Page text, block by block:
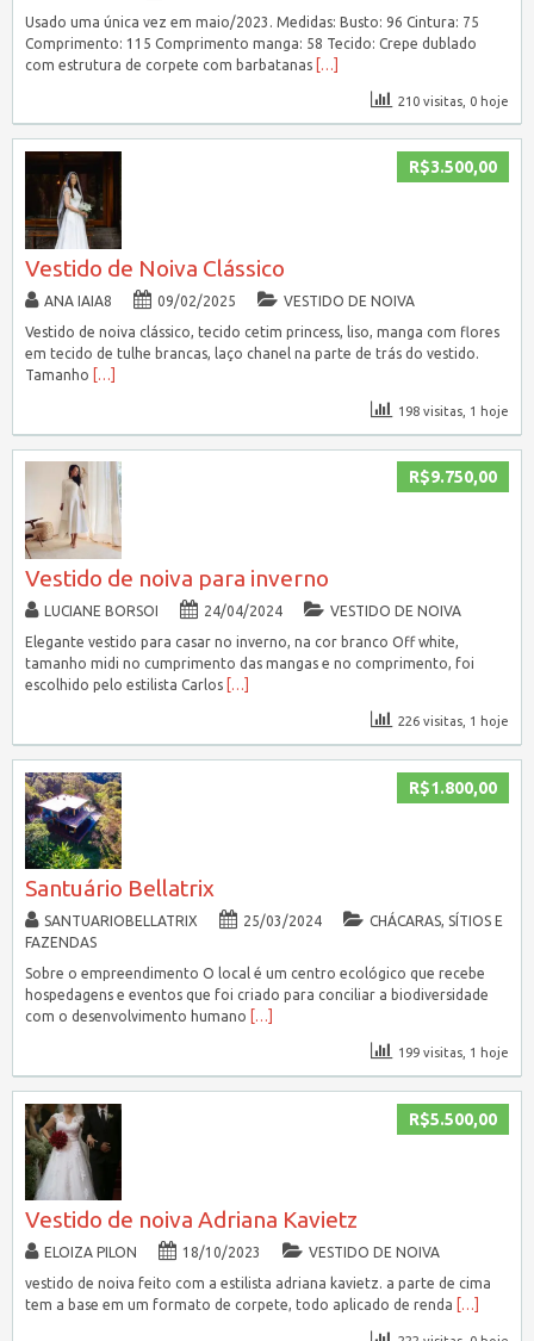
Usado uma única vez em maio/2023. Medidas: Busto: 96 Cintura: 75
Comprimento: 115 Comprimento manga: 58 Tecido: Crepe dublado
com estrutura de corpete com barbatanas […]
210 visitas, 0 hoje
R$3.500,00
Vestido de Noiva Clássico
ANA IAIA8 09/02/2025
VESTIDO DE NOIVA
Vestido de noiva clássico, tecido cetim princess, liso, manga com flores
em tecido de tulhe brancas, laço chanel na parte de trás do vestido.
Tamanho […]
198 visitas, 1 hoje
R$9.750,00
Vestido de noiva para inverno
LUCIANE BORSOI 24/04/2024
VESTIDO DE NOIVA
Elegante vestido para casar no inverno, na cor branco Off white,
tamanho midi no cumprimento das mangas e no comprimento, foi
escolhido pelo estilista Carlos […]
226 visitas, 1 hoje
R$1.800,00
Santuário Bellatrix
SANTUARIOBELLATRIX 25/03/2024
CHÁCARAS, SÍTIOS E
FAZENDAS
Sobre o empreendimento O local é um centro ecológico que recebe
hospedagens e eventos que foi criado para conciliar a biodiversidade
com o desenvolvimento humano […]
199 visitas, 1 hoje
R$5.500,00
Vestido de noiva Adriana Kavietz
ELOIZA PILON 18/10/2023
VESTIDO DE NOIVA
vestido de noiva feito com a estilista adriana kavietz. a parte de cima
tem a base em um formato de corpete, todo aplicado de renda […]